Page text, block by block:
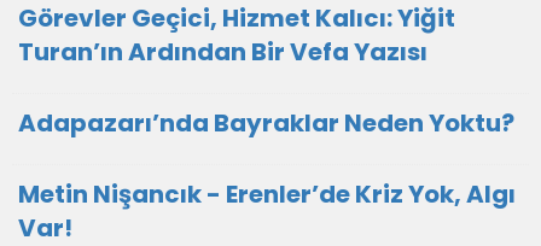
Görevler Geçici, Hizmet Kalıcı: Yiğit
Turan’ın Ardından Bir Vefa Yazısı
Adapazarı’nda Bayraklar Neden Yoktu?
Metin Nişancık - Erenler’de Kriz Yok, Algı
Var!